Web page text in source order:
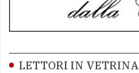
LETTORI IN VETRINA